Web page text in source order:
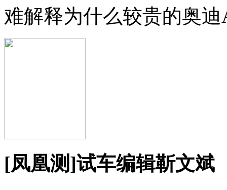
难解释为什么较贵的奥
[凤凰测]试车编辑靳文斌